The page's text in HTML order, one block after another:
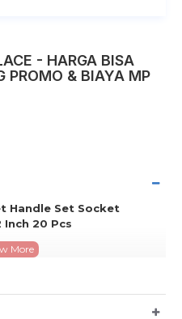
- HARGA BISA
PROMO & BIAYA MP
Handle Set Socket
Inch 20 Pcs